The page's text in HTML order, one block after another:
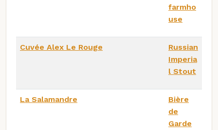
farmho
use
Cuvée Alex Le Rouge
Russian
Imperia
l Stout
La Salamandre
Bière
de
Garde